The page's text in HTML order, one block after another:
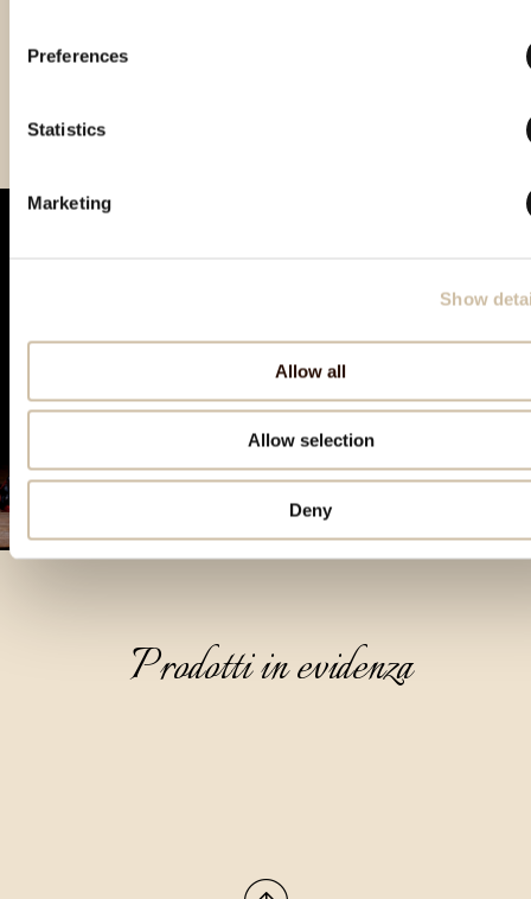
Preferences
Statistics
Marketing
Show
Allow all
Allow selection
Deny
Prodotti in evidenza